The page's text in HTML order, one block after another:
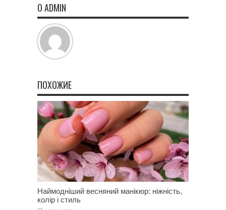
О ADMIN
ПОХОЖИЕ
Наймодніший весняний манікюр: ніжність,
колір і стиль